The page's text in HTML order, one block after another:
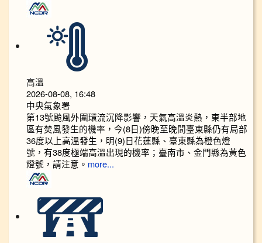
高溫
2026-08-08, 16:48
中央氣象署
第13號颱風外圍環流沉降影響，天氣高溫炎熱，東半部地
區有焚風發生的機率，今(8日)傍晚至晚間臺東縣仍有局部
36度以上高溫發生，明(9)日花蓮縣、臺東縣為橙色燈
號，有38度極端高溫出現的機率；臺南市、金門縣為黃色
燈號，請注意。 more...